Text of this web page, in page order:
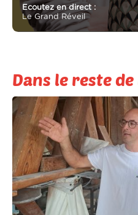
Ecoutez en direct :
Le Grand Réveil
Dans le reste